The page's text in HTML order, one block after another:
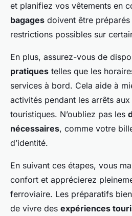
et planifiez vos vêtements en
bagages doivent être
restrictions possibles sur
En plus, assurez-vous de
pratiques telles que les
services à bord. Cela aide à
activités pendant les arrêts
touristiques. N’oubliez pas les
nécessaires, comme votre
d’identité.
En suivant ces étapes, vous
confort et apprécierez
ferroviaire. Les préparatifs
de vivre des expériences